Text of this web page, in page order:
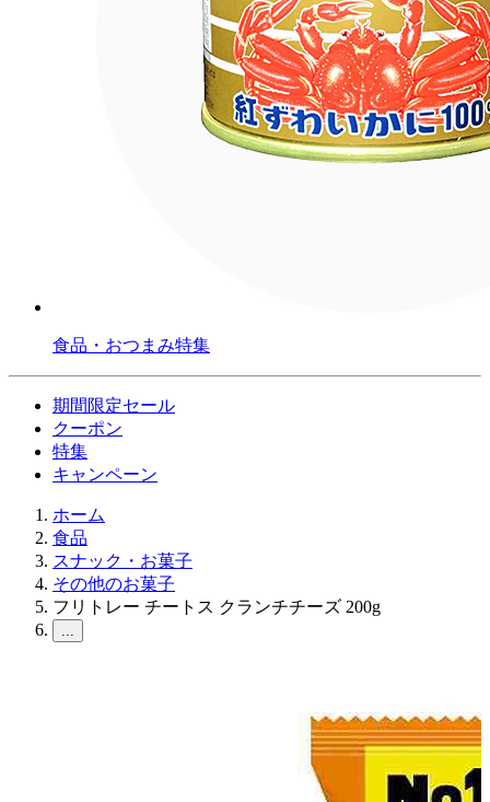
食品・おつまみ特集
期間限定セール
クーポン
特集
キャンペーン
ホーム
食品
スナック・お菓子
その他のお菓子
フリトレー チートス クランチチーズ 200g
...